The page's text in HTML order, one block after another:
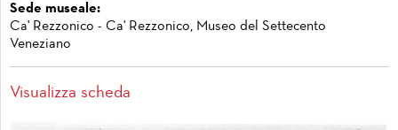
Sede museale:
Ca' Rezzonico - Ca' Rezzonico, Museo del Settecento
Veneziano
Visualizza scheda